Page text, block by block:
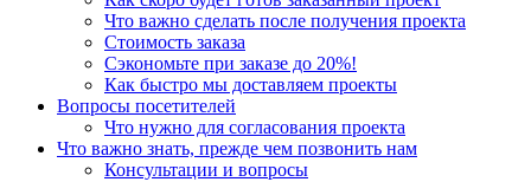
Что важно сделать после получения проекта
Стоимость заказа
Сэкономьте при заказе до 20%!
Как быстро мы доставляем проекты
Вопросы посетителей
Что нужно для согласования проекта
Что важно знать, прежде чем позвонить нам
Консультации и вопросы